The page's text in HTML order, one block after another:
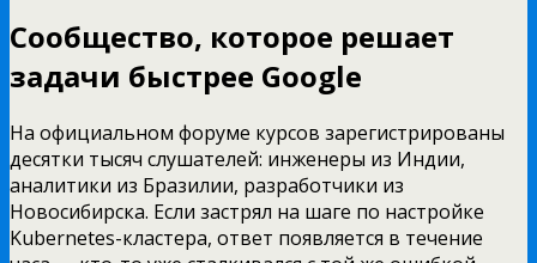
Сообщество, которое решает
задачи быстрее Google
На официальном форуме курсов зарегистрированы
десятки тысяч слушателей: инженеры из Индии,
аналитики из Бразилии, разработчики из
Новосибирска. Если застрял на шаге по настройке
Kubernetes-кластера, ответ появляется в течение